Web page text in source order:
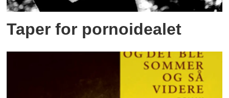
Taper for pornoidealet